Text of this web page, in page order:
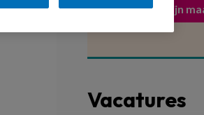
Activeer mijn
Vacatures